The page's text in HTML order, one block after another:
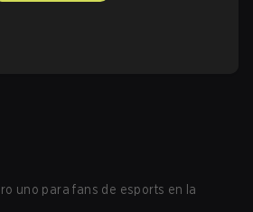
uno para fans de esports en la